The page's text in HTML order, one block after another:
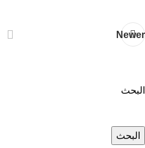
Newer
البحث
البحث